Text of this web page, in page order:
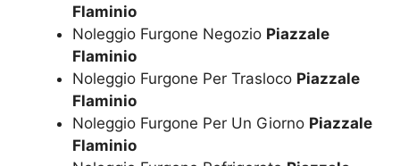
Flaminio
Noleggio Furgone Negozio Piazzale
Flaminio
Noleggio Furgone Per Trasloco Piazzale
Flaminio
Noleggio Furgone Per Un Giorno Piazzale
Flaminio